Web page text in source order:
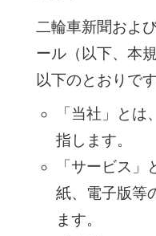
二輪車新聞およ
ール（以下、本
以下のとおりです
「当社」と
指します。
「サービス
紙、電子版等
ます。